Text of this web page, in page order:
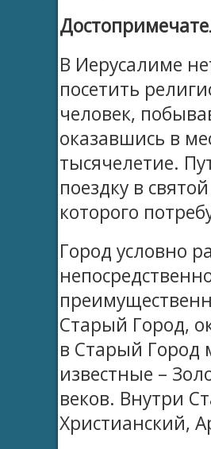
В Иерусалиме
посетить
человек,
оказавшись в
тысячелетие.
поездку в
которого
Город условно
Старый Город,
в Старый Город
известные –
веков. Внутри
Христианский,